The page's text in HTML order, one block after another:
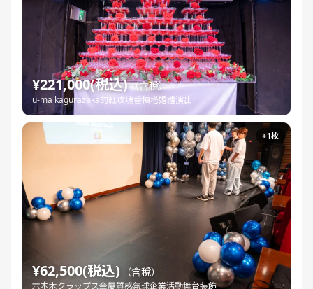
¥221,000(税込)（含稅）
u-ma kagurazaka的紅玫瑰香檳塔婚禮演出
+1枚
¥62,500(税込) （含稅）
六本木クラップス金屬質感氣球企業活動舞台裝飾